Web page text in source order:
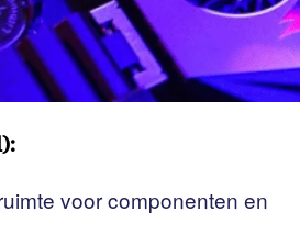
voor componenten en